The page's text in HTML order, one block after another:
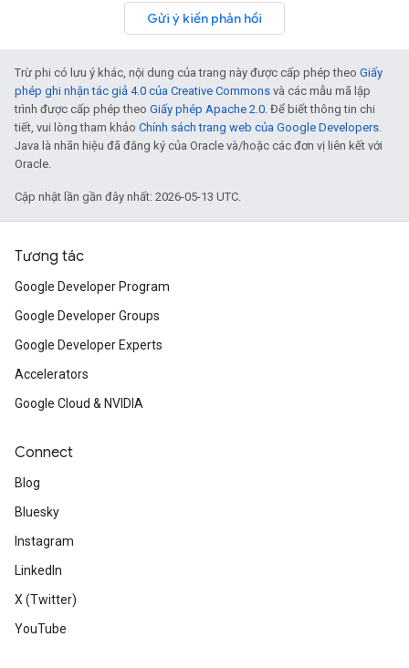
Gửi ý kiến phản hồi
Trừ phi có lưu ý khác, nội dung của trang này được cấp phép theo Giấy
phép ghi nhận tác giả 4.0 của Creative Commons và các mẫu mã lập
trình được cấp phép theo Giấy phép Apache 2.0. Để biết thông tin chi
tiết, vui lòng tham khảo Chính sách trang web của Google Developers.
Java là nhãn hiệu đã đăng ký của Oracle và/hoặc các đơn vị liên kết với
Oracle.
Cập nhật lần gần đây nhất: 2026-05-13 UTC.
Tương tác
Google Developer Program
Google Developer Groups
Google Developer Experts
Accelerators
Google Cloud & NVIDIA
Connect
Blog
Bluesky
Instagram
LinkedIn
X (Twitter)
YouTube